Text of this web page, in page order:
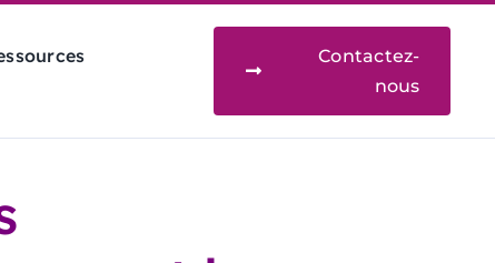
Contactez-
nous